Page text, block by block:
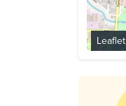
Leaflet